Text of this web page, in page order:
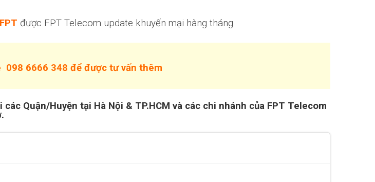
được FPT Telecom update khuyến mại hàng tháng
098 6666 348 để được tư vấn thêm
các Quận/Huyện tại Hà Nội & TP.HCM và các chi nhánh của FPT Telecom